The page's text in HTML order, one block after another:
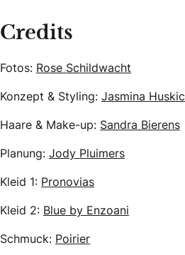
Credits
Fotos: Rose Schildwacht
Konzept & Styling: Jasmina Huskic
Haare & Make-up: Sandra Bierens
Planung: Jody Pluimers
Kleid 1: Pronovias
Kleid 2: Blue by Enzoani
Schmuck: Poirier